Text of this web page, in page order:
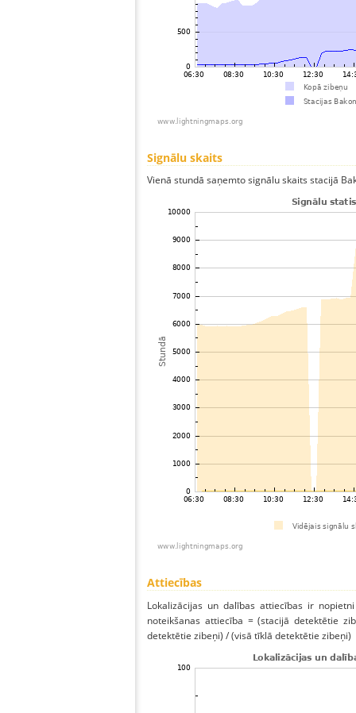
Signālu skaits
Vienā stundā saņemto signālu skaits stacijā
Attiecības
Lokalizācijas un dalības attiecības ir
noteikšanas attiecība = (stacijā detektētie
detektētie zibeņi) / (visā tīklā detektētie zibeņi)